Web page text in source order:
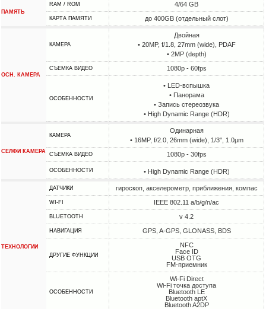
ПАМЯТЬ
RAM / ROM 4/64 GB
КАРТА ПАМЯТИ до 400GB (отдельный слот)
ОСН. КАМЕРА
КАМЕРА
Двойная
• 20MP, f/1.8, 27mm (wide), PDAF
• 2MP (depth)
СЪЕМКА ВИДЕО 1080p - 60fps
ОСОБЕННОСТИ
• LED-вспышка
• Панорама
• Запись стереозвука
• High Dynamic Range (HDR)
СЕЛФИ КАМЕРА
КАМЕРА
Одинарная
• 16MP, f/2.0, 26mm (wide), 1/3", 1.0µm
СЪЕМКА ВИДЕО 1080p - 30fps
ОСОБЕННОСТИ • High Dynamic Range (HDR)
ТЕХНОЛОГИИ
ДАТЧИКИ гироскоп, акселерометр, приближения, компас
WI-FI IEEE 802.11 a/b/g/n/ac
BLUETOOTH v 4.2
НАВИГАЦИЯ GPS, A-GPS, GLONASS, BDS
ДРУГИЕ ФУНКЦИИ
NFC
Face ID
USB OTG
FM-приемник
ОСОБЕННОСТИ
Wi-Fi Direct
Wi-Fi точка доступа
Bluetooth LE
Bluetooth aptX
Bluetooth A2DP